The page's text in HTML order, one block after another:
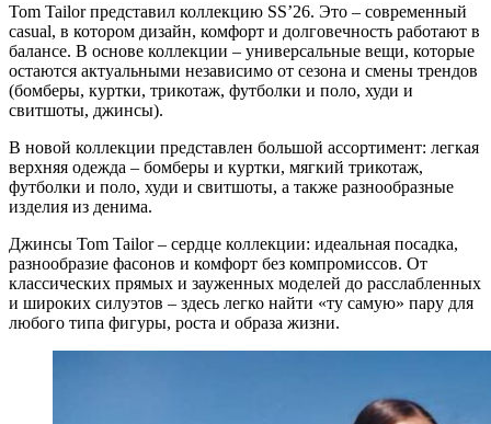
Tom Tailor представил коллекцию SS’26. Это – современный
casual, в котором дизайн, комфорт и долговечность работают в
балансе. В основе коллекции – универсальные вещи, которые
остаются актуальными независимо от сезона и смены трендов
(бомберы, куртки, трикотаж, футболки и поло, худи и
свитшоты, джинсы).
В новой коллекции представлен большой ассортимент: легкая
верхняя одежда – бомберы и куртки, мягкий трикотаж,
футболки и поло, худи и свитшоты, а также разнообразные
изделия из денима.
Джинсы Tom Tailor – сердце коллекции: идеальная посадка,
разнообразие фасонов и комфорт без компромиссов. От
классических прямых и зауженных моделей до расслабленных
и широких силуэтов – здесь легко найти «ту самую» пару для
любого типа фигуры, роста и образа жизни.